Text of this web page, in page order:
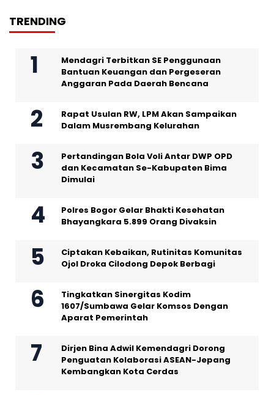
TRENDING
Mendagri Terbitkan SE Penggunaan
Bantuan Keuangan dan Pergeseran
Anggaran Pada Daerah Bencana
Rapat Usulan RW, LPM Akan Sampaikan
Dalam Musrembang Kelurahan
Pertandingan Bola Voli Antar DWP OPD
dan Kecamatan Se-Kabupaten Bima
Dimulai
Polres Bogor Gelar Bhakti Kesehatan
Bhayangkara 5.899 Orang Divaksin
Ciptakan Kebaikan, Rutinitas Komunitas
Ojol Droka Cilodong Depok Berbagi
Tingkatkan Sinergitas Kodim
1607/Sumbawa Gelar Komsos Dengan
Aparat Pemerintah
Dirjen Bina Adwil Kemendagri Dorong
Penguatan Kolaborasi ASEAN-Jepang
Kembangkan Kota Cerdas